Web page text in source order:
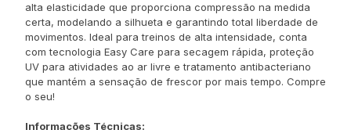
alta elasticidade que proporciona compressão na medida
certa, modelando a silhueta e garantindo total liberdade de
movimentos. Ideal para treinos de alta intensidade, conta
com tecnologia Easy Care para secagem rápida, proteção
UV para atividades ao ar livre e tratamento antibacteriano
que mantém a sensação de frescor por mais tempo. Compre
o seu!
Informações Técnicas: